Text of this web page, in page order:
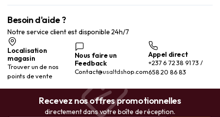
Besoin d'aide ?
Notre service client est disponible 24h/7
Localisation
magasin
Trouver un de nos
points de vente
Nous faire un
Feedback
Contact@usaltdshop.com
Appel direct
+237 6 72 38 91 73 /
658 20 86 83
Recevez nos offres promotionnelles
directement dans votre boîte de réception.